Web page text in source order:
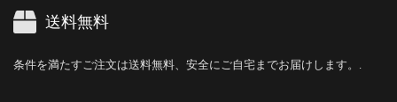
送料無料
条件を満たすご注文は送料無料、安全にご自宅までお届けします。.